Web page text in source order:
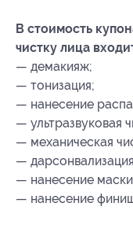
В стоимость
чистку лица
— демакияж;
— тонизация;
— нанесение
— ультразвуковая
— механическая
—
— нанесение
— нанесение